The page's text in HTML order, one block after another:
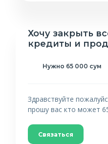
Хочу закрыть
кредиты и
Нужно 65 000 сум
Здравствуйте
прошу вас кто может
Связаться